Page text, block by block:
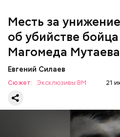
Месть за
об убийстве
Магомеда Мутаева
Евгений Силаев
Сюжет: Эксклюзивы ВМ 21
двум статьям: «Убийство»
оружия». Расследование
контроль
России Александр